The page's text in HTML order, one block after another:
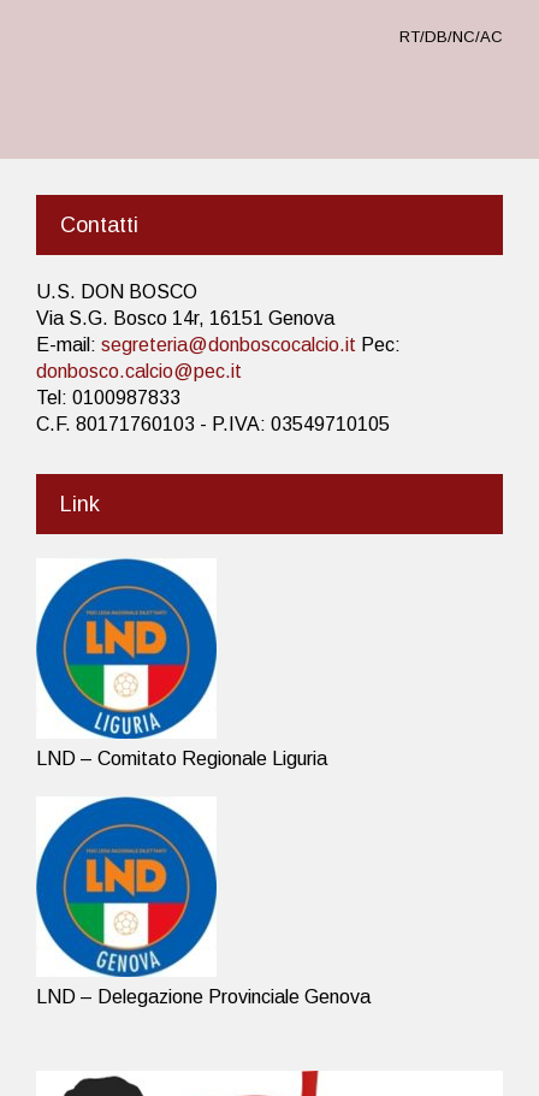
RT/DB/NC/AC
Contatti
U.S. DON BOSCO
Via S.G. Bosco 14r, 16151 Genova
E-mail: segreteria@donboscocalcio.it Pec:
donbosco.calcio@pec.it
Tel: 0100987833
C.F. 80171760103 - P.IVA: 03549710105
Link
LND – Comitato Regionale Liguria
LND – Delegazione Provinciale Genova